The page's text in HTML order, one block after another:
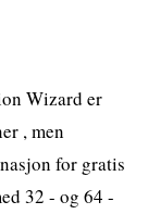
Wizard er
, men
for gratis
32 - og 64 -